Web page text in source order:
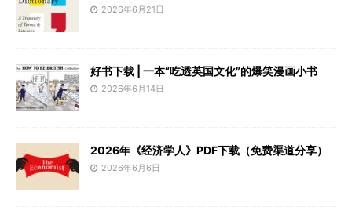
2026年6月21日
好书下载 | 一本“吃透英国文化”的爆笑漫画小书
2026年6月14日
2026年《经济学人》PDF下载（免费渠道分享）
2026年6月6日